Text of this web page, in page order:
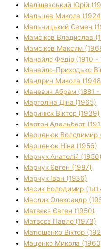
Малішевський Юрій
Мальцев Микола
Мальчицький Семен
Мамсіков Владислав
Мамсіков Максим
Манайло Федір (1910 -
Манайло-Приходько
Мандрич Микола
Маневич Абрам (1881 -
Марголіна Діна (1965)
Маринюк Віктор (1939)
Мартон Адальберт
Марценюк Володимир
Марценюк Ніна (1956)
Марчук Анатолій (1956)
Марчук Євген (1987)
Марчук Іван (1936)
Масик Володимир
Маслик Олександр
Матвєєв Євген (1950)
Матвєєв Павло (1973)
Матюшенко Віктор
Маценко Микола